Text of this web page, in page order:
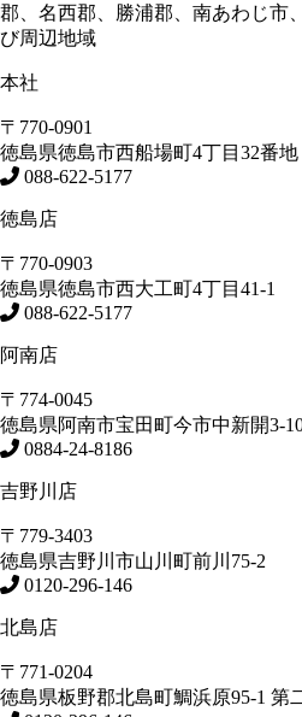
郡、名西郡、勝浦郡、南あわじ市
び周辺地域
本社
〒770-0901
徳島県徳島市西船場町4丁目32番地
088-622-5177
徳島店
〒770-0903
徳島県徳島市西大工町4丁目41-1
088-622-5177
阿南店
〒774-0045
徳島県阿南市宝田町今市中新開3-
0884-24-8186
吉野川店
〒779-3403
徳島県吉野川市山川町前川75-2
0120-296-146
北島店
〒771-0204
徳島県板野郡北島町鯛浜原95-1 第